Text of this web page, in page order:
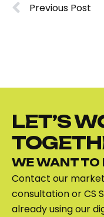
Previous Post
LET’S
WE WANT TO
Contact our
consultation or CS
already using our